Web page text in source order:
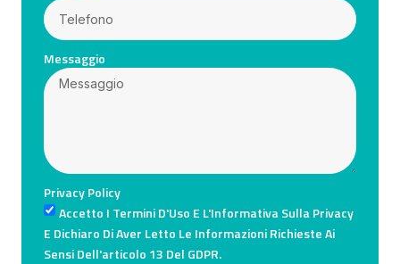
Messaggio
Privacy Policy
Accetto I Termini D'Uso E L'Informativa Sulla Privacy
E Dichiaro Di Aver Letto Le Informazioni Richieste Ai
Sensi Dell'articolo 13 Del GDPR.